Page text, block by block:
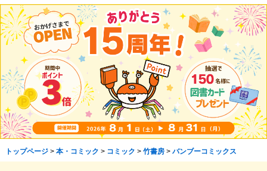
トップページ> 本・コミック > コミック > 竹書房> バンブーコミックス